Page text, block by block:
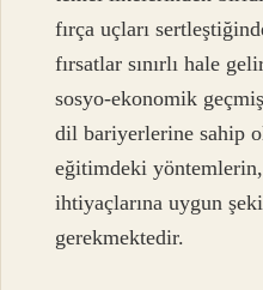
fırça uçları
fırsatlar sınırlı hale
sosyo-ekonomik
dil bariyerlerine sahip
eğitimdeki
ihtiyaçlarına uygun
gerekmektedir.